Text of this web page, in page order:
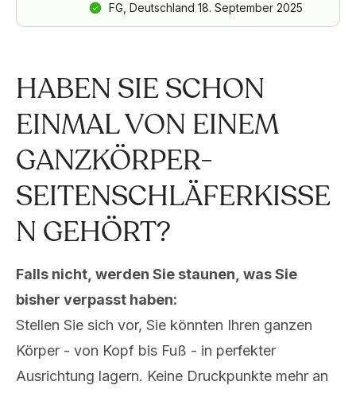
Sollten Sie innerhalb dieses Zeitraums nicht
aufweisen, senden Sie es einfach an uns
zurück. Umtausch oder Rückgabe –ohne
Wenn und Aber!
FG, Deutschland 18. September 2025
HABEN SIE SCHON
EINMAL VON EINEM
GANZKÖRPER-
SEITENSCHLÄFERKISSE
N GEHÖRT?
Falls nicht, werden Sie staunen, was Sie
bisher verpasst haben:
Stellen Sie sich vor, Sie könnten Ihren ganzen
Körper - von Kopf bis Fuß - in perfekter
Ausrichtung lagern. Keine Druckpunkte mehr an